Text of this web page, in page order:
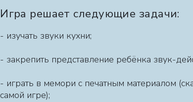
Игра решает следующие задачи:
- изучать звуки кухни;
- закрепить представление ребёнка звук-
- играть в мемори с печатным материалом
самой игре);